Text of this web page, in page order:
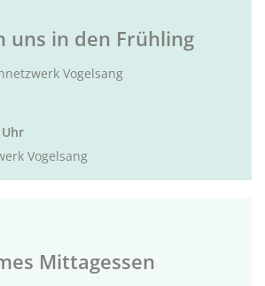
uns in den Frühling
Vogelsang
Uhr
Vogelsang
Mittagessen